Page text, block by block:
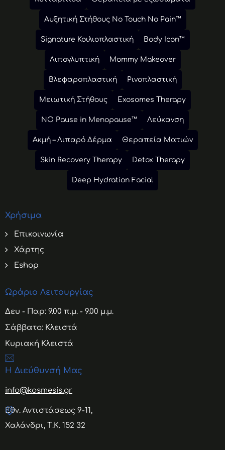
Αυξητική Στήθους No Touch No Pain™
Signature Κοιλιοπλαστική Body Icon™
Λιπογλυπτική Mommy Makeover
Βλεφαροπλαστική Ρινοπλαστική
Μειωτική Στήθους Exosomes Therapy
NO Pause in Menopause™ Λεύκανση
Ακμή – Λιπαρό Δέρμα Θεραπεία Ματιών
Skin Recovery Therapy Detox Therapy
Deep Hydration Facial
Χρήσιμα
Επικοινωνία
Χάρτης
Eshop
Ωράριο Λειτουργίας
Δευ - Παρ: 9.00 π.μ. - 9.00 μ.μ.
Σάββατο: Κλειστά
Κυριακή Κλειστά
Η Διεύθυνσή Μας
Εθν. Αντιστάσεως 9-11,
Χαλάνδρι, Τ.Κ. 152 32
info@kosmesis.gr